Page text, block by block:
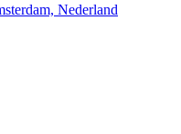
Nederland